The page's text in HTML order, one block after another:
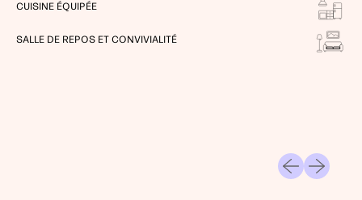
CUISINE ÉQUIPÉE
SALLE DE REPOS ET CONVIVIALITÉ